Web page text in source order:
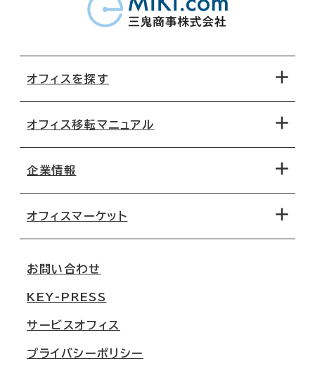
オフィスを探す
地図から探す
路線・駅から探す
オフィス移転マニュアル
移転コストシミュレーション
移転スケジュール
オフィス移転Q&A
企業情報
オフィスマーケット
大阪
名古屋
札幌
お問い合わせ
KEY-PRESS
サービスオフィス
プライバシーポリシー